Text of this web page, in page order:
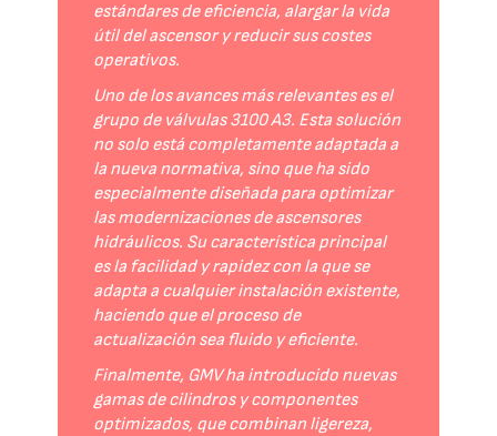
estándares de eficiencia, alargar la vida
útil del ascensor y reducir sus costes
operativos.
Uno de los avances más relevantes es el
grupo de válvulas 3100 A3. Esta solución
no solo está completamente adaptada a
la nueva normativa, sino que ha sido
especialmente diseñada para optimizar
las modernizaciones de ascensores
hidráulicos. Su característica principal
es la facilidad y rapidez con la que se
adapta a cualquier instalación existente,
haciendo que el proceso de
actualización sea fluido y eficiente.
Finalmente, GMV ha introducido nuevas
gamas de cilindros y componentes
optimizados, que combinan ligereza,